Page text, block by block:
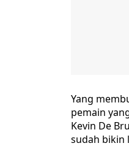
Yang
pemain
Kevin De
sudah bikin